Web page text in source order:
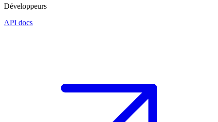
Développeurs
API docs